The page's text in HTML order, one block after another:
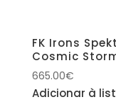
FK Irons
Cosmic
665.00€
Adicionar à